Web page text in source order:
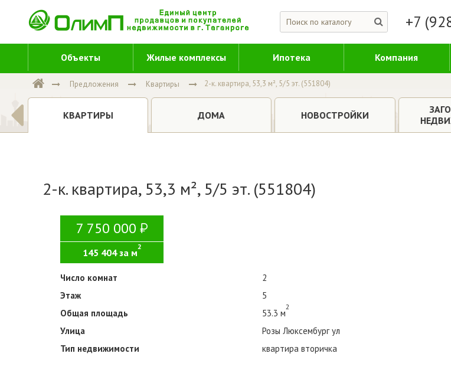
+7
Объекты Жилые комплексы Ипотека Компания
Предложения Квартиры 2-к. квартира, 53,3 м², 5/5 эт. (551804)
КВАРТИРЫ ДОМА НОВОСТРОЙКИ
2-к. квартира, 53,3 м², 5/5 эт. (551804)
7 750 000
145 404 за м
2
Число комнат
2
Этаж
5
Общая площадь
53.3 м
2
Улица
Розы Люксембург ул
Тип недвижимости
квартира вторичка